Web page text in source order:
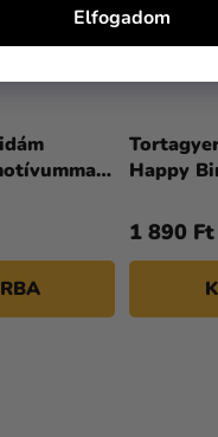
Elfogadom
Happy
1 890 Ft